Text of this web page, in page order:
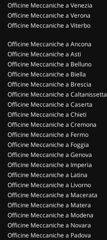
Officine Meccaniche a Venezia
Officine Meccaniche a Verona
Officine Meccaniche a Viterbo
Officine Meccaniche a Ancona
Officine Meccaniche a Asti
Officine Meccaniche a Belluno
Officine Meccaniche a Biella
Officine Meccaniche a Brescia
Officine Meccaniche a Caltanissetta
Officine Meccaniche a Caserta
Officine Meccaniche a Chieti
Officine Meccaniche a Cremona
Officine Meccaniche a Fermo
Officine Meccaniche a Foggia
Officine Meccaniche a Genova
Officine Meccaniche a Imperia
Officine Meccaniche a Latina
Officine Meccaniche a Livorno
Officine Meccaniche a Macerata
Officine Meccaniche a Matera
Officine Meccaniche a Modena
Officine Meccaniche a Novara
Officine Meccaniche a Padova